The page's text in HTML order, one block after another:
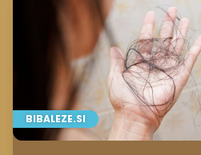
BIBALEZE.SI